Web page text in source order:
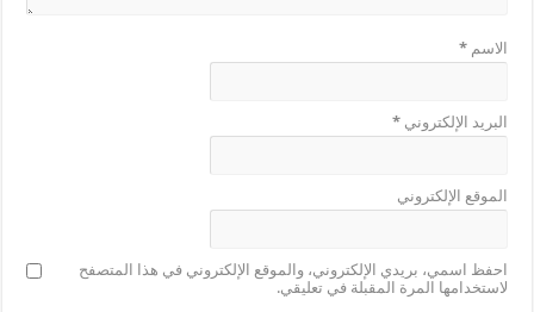
الاسم*
البريد الإلكتروني*
الموقع الإلكتروني
احفظ اسمي، بريدي الإلكتروني، والموقع الإلكتروني في هذا المتصفح
لاستخدامها المرة المقبلة في تعليقي.